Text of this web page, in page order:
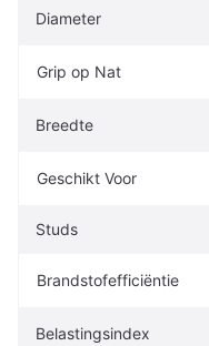
Diameter
Grip op Nat
Breedte
Geschikt Voor
Studs
Brandstofefficiëntie
Belastingsindex